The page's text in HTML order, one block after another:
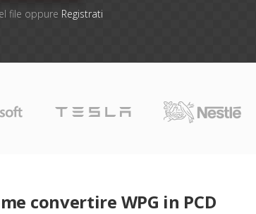
file oppure Registrati
convertire WPG in PCD